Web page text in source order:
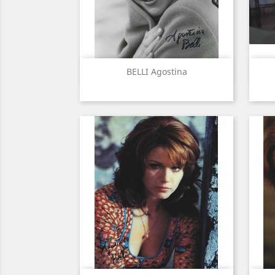
BELLI Agostina
Aperçu rapide